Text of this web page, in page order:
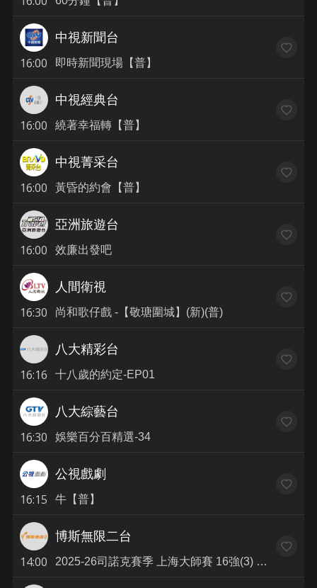
16:00
中視新聞台
即時新聞現場【普】
16:00
中視經典台
繞著幸福轉【普】
16:00
中視菁采台
黃昏的約會【普】
16:00
亞洲旅遊台
效廉出發吧
16:30
人間衛視
尚和歌仔戲 -【敬瑭圍城】(新)(普)
16:16
八大精彩台
十八歲的約定-EP01
16:30
八大綜藝台
娛樂百分百精選-34
16:15
公視戲劇
牛【普】
14:00
博斯無限二台
2025-26司諾克賽季 上海大師賽 16強(3) WIL vs CAR(普)